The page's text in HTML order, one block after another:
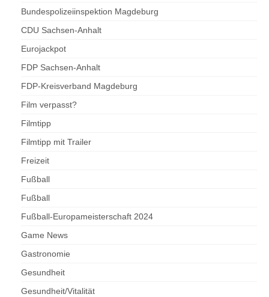
Bundespolizeiinspektion Magdeburg
CDU Sachsen-Anhalt
Eurojackpot
FDP Sachsen-Anhalt
FDP-Kreisverband Magdeburg
Film verpasst?
Filmtipp
Filmtipp mit Trailer
Freizeit
Fußball
Fußball
Fußball-Europameisterschaft 2024
Game News
Gastronomie
Gesundheit
Gesundheit/Vitalität